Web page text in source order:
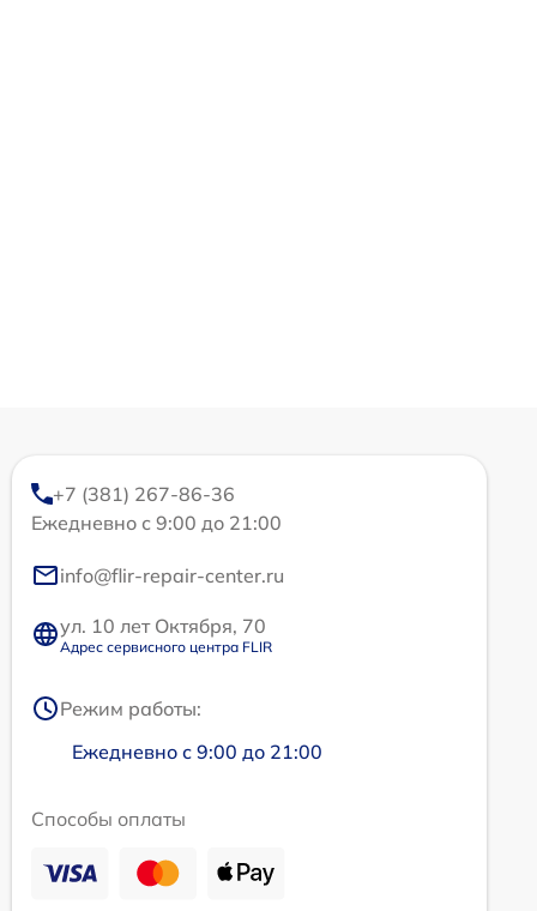
+7 (381) 267-86-36
Ежедневно с 9:00 до 21:00
info@flir-repair-center.ru
ул. 10 лет Октября, 70
Адрес сервисного центра FLIR
Режим работы:
Ежедневно с 9:00 до 21:00
Способы оплаты